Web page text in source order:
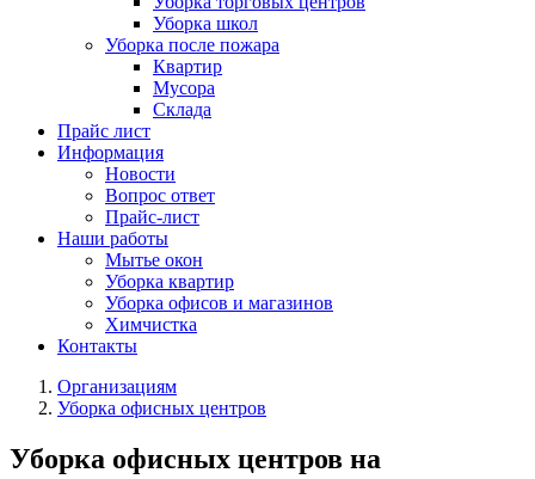
Уборка школ
Уборка после пожара
Квартир
Мусора
Склада
Прайс лист
Информация
Новости
Вопрос ответ
Прайс-лист
Наши работы
Мытье окон
Уборка квартир
Уборка офисов и магазинов
Химчистка
Контакты
Организациям
Уборка офисных центров
Уборка офисных центров на